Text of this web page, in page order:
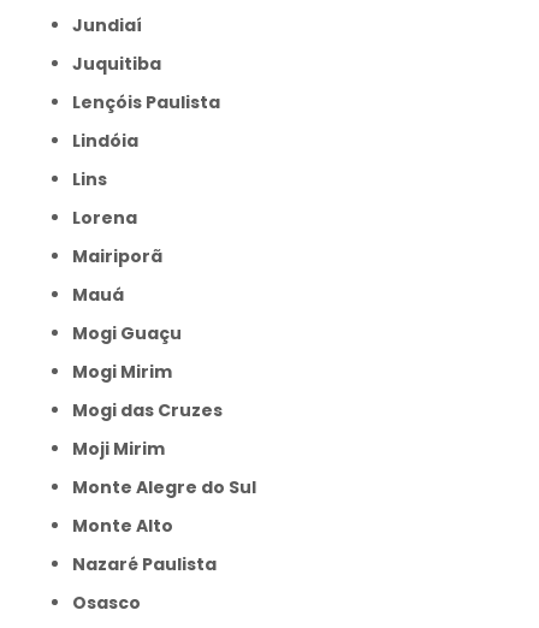
Jundiaí
Juquitiba
Lençóis Paulista
Lindóia
Lins
Lorena
Mairiporã
Mauá
Mogi Guaçu
Mogi Mirim
Mogi das Cruzes
Moji Mirim
Monte Alegre do Sul
Monte Alto
Nazaré Paulista
Osasco